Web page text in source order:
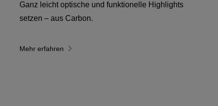
Ganz leicht optische und funktionelle Highlights
setzen – aus Carbon.
Mehr erfahren